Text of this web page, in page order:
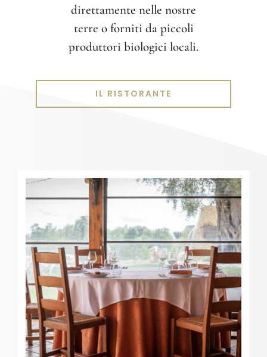
direttamente nelle nostre
terre o forniti da piccoli
produttori biologici locali.
IL RISTORANTE